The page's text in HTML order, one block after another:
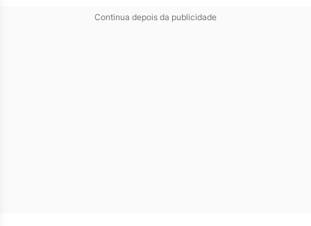
Continua depois da publicidade